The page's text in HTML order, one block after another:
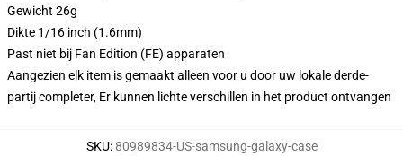
Gewicht 26g
Dikte 1/16 inch (1.6mm)
Past niet bij Fan Edition (FE) apparaten
Aangezien elk item is gemaakt alleen voor u door uw lokale derde-
partij completer, Er kunnen lichte verschillen in het product ontvangen
SKU:80989834-US-samsung-galaxy-case